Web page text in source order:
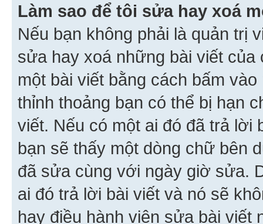
Làm sao để tôi sửa hay xoá
Nếu bạn không phải là quản trị
sửa hay xoá những bài viết
một bài viết bằng cách bấm
thỉnh thoảng bạn có thể bị hạn
viết. Nếu có một ai đó đã trả lời
bạn sẽ thấy một dòng chữ bên
đã sửa cùng với ngày giờ sửa.
ai đó trả lời bài viết và nó sẽ
hay điều hành viên sửa bài viết